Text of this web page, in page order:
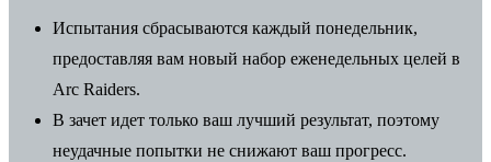
Испытания сбрасываются каждый понедельник,
предоставляя вам новый набор еженедельных целей в
Arc Raiders.
В зачет идет только ваш лучший результат, поэтому
неудачные попытки не снижают ваш прогресс.